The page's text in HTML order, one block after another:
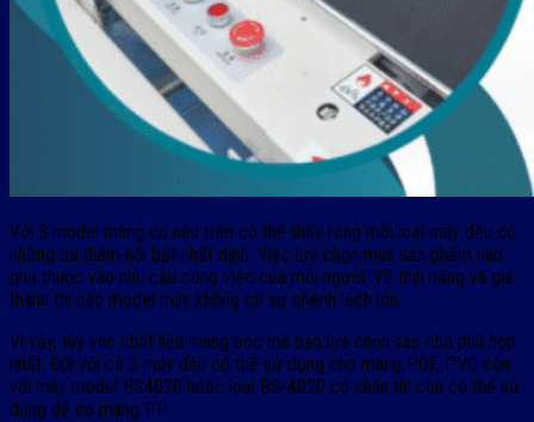
Với 3 model màng co nêu trên có thể thấy rằng mỗi loại máy đều có
những ưu điểm nổi bật nhất định. Việc lựa chọn mua sản phẩm nào
phụ thuộc vào nhu cầu công việc của mỗi người. Về tính năng và giá
thành thì các model máy không có sự chênh lệch lớn.
Vì vậy, tùy vào chất liệu màng bọc mà bạn lựa chọn sao cho phù hợp
nhất. Đối với cả 3 máy đều có thể sử dụng cho màng POF, PVC còn
với máy model BS4020 hoặc loại BS-4020 có chân thì còn có thể sử
dụng để co màng PP.